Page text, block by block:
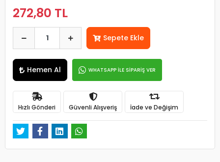
272,80 TL
Sepete Ekle
Hemen Al WHATSAPP İLE SİPARİŞ VER
Hızlı Gönderi Güvenli Alışveriş İade ve Değişim